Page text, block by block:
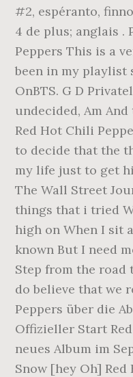
#2, espéranto,
4 de plus; anglais .
Peppers This is a
been in my playlist
OnBTS. G D
undecided, Am And
Red Hot Chili
to decide that the
my life just to get
The Wall Street
things that i tried
high on When I sit
known But I need
Step from the road
do believe that we
Peppers über die
Offizieller Start
neues Album im
Snow [hey Oh]